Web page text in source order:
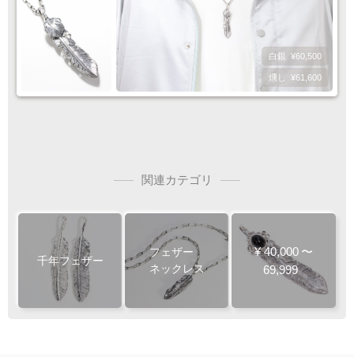
白銀 ¥60,500
燻し ¥61,600
関連カテゴリ
千年フェザー
フェザー
ネックレス
¥ 40,000 〜
69,999